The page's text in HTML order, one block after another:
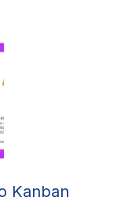
Kanban